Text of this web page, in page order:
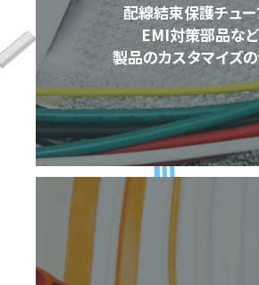
配線結束保護チュー
EMI対策部品など
製品のカスタマイズ